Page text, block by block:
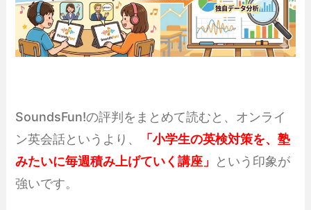
SoundsFun!の評判をまとめて読むと、オンライ
ン英会話というより、
「小学生の英検対策を、塾
みたいに毎週積み上げていく講座」
という印象が
強いです。